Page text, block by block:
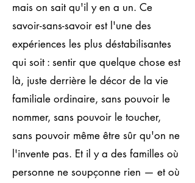
mais on sait qu'il y en a un. Ce
savoir-sans-savoir est l'une des
expériences les plus déstabilisantes
qui soit : sentir que quelque chose est
là, juste derrière le décor de la vie
familiale ordinaire, sans pouvoir le
nommer, sans pouvoir le toucher,
sans pouvoir même être sûr qu'on ne
l'invente pas. Et il y a des familles où
personne ne soupçonne rien — et où